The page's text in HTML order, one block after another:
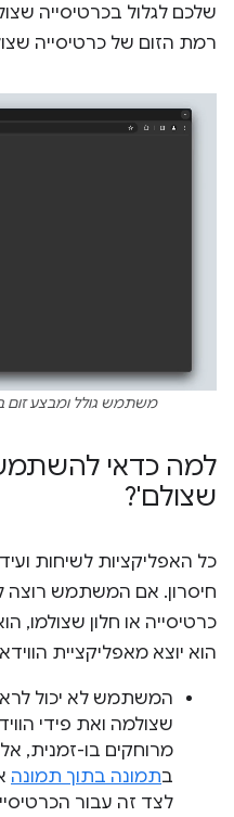
שלכם לגלול בכרטיסייה
רמת הזום של כרטיסייה
משתמש גולל ומבצע זום
למה כדאי
שצולם'?
כל האפליקציות לשיחות
חיסרון. אם המשתמש רוצה
כרטיסייה או חלון שצולמו,
הוא יוצא מאפליקציית
המשתמש לא יכול
שצולמה ואת פידי
מרוחקים בו-זמנית,
בתמונה בתוך תמונה
לצד זה עבור